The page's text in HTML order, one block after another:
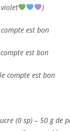
)
est bon
est bon
compte est bon
(0 sp) – 50 g de